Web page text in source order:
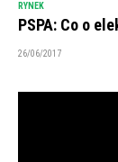
RYNEK
PSPA: Co o
26/06/2017